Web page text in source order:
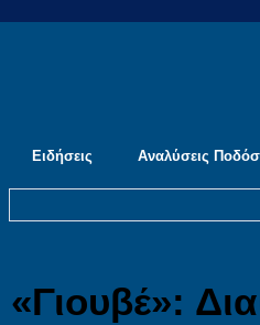
Ειδήσεις Αναλύσεις
«Γιουβέ»: